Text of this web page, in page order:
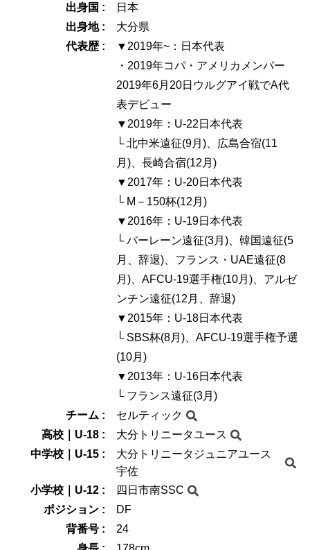
出身国 :
日本
出身地 :
大分県
代表歴 :
▼2019年~：日本代表
・2019年コパ・アメリカメンバー
2019年6月20日ウルグアイ戦でA代
表デビュー
▼2019年：U-22日本代表
└ 北中米遠征(9月)、広島合宿(11
月)、長崎合宿(12月)
▼2017年：U-20日本代表
└ M－150杯(12月)
▼2016年：U-19日本代表
└ バーレーン遠征(3月)、韓国遠征(5
月、辞退)、フランス・UAE遠征(8
月)、AFCU-19選手権(10月)、アルゼ
ンチン遠征(12月、辞退)
▼2015年：U-18日本代表
└ SBS杯(8月)、AFCU-19選手権予選
(10月)
▼2013年：U-16日本代表
└ フランス遠征(3月)
チーム :
セルティック
高校｜U-18 :
大分トリニータユース
中学校｜U-15 :
大分トリニータジュニアユース
宇佐
小学校｜U-12 :
四日市南SSC
ポジション :
DF
背番号 :
24